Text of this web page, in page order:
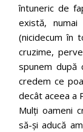
întuneric de
există,
(nicidecum în
cruzime,
spunem după
credem ce
decât aceea a
Mulți oameni
să-și aducă